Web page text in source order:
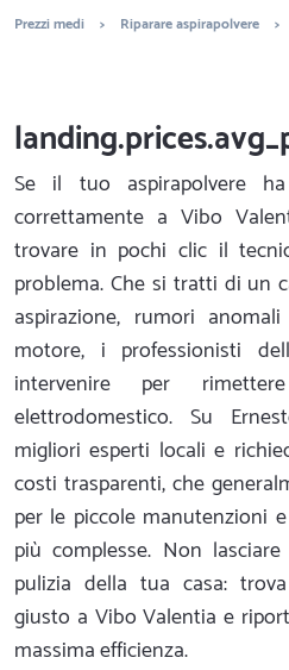
Prezzi medi > Riparare aspirapolvere >
Se il tuo aspirapolvere
correttamente a Vibo
trovare in pochi clic il
problema. Che si tratti di un
aspirazione, rumori
motore, i professionisti
intervenire per
elettrodomestico. Su
migliori esperti locali e
costi trasparenti, che
per le piccole manutenzioni
più complesse. Non
pulizia della tua casa:
giusto a Vibo Valentia e
massima efficienza.